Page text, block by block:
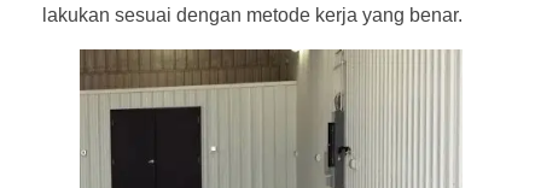
lakukan sesuai dengan metode kerja yang benar.